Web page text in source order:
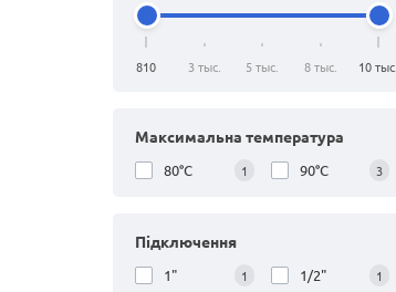
810 3 тыс. 5 тыс. 8 тыс. 10 тыс.
Максимальна температура
80°C 1 90°C 3
Підключення
1" 1 1/2" 1